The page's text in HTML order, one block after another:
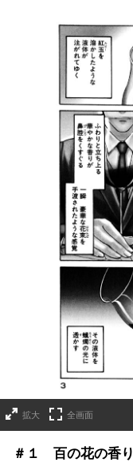
拡大 全画面
＃１ 百の花の香り